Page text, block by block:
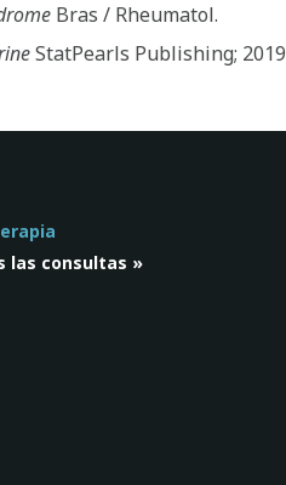
Bras / Rheumatol.
StatPearls Publishing; 2019
las consultas »